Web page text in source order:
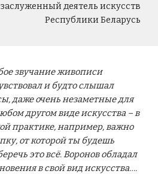
деятель искусств
Республики Беларусь
звучание живописи
и будто слышал
даже очень незаметные для
другом виде искусства – в
практике, например, важно
от которой ты будешь
это всё. Воронов обладал
в свой вид искусства….